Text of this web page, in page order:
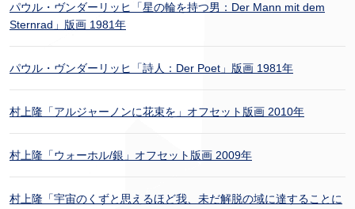
パウル・ヴンダーリッヒ「星の輪を持つ男：Der Mann mit dem
Sternrad」版画 1981年
パウル・ヴンダーリッヒ「詩人：Der Poet」版画 1981年
村上隆「アルジャーノンに花束を」オフセット版画 2010年
村上隆「ウォーホル/銀」オフセット版画 2009年
村上隆「宇宙のくずと思えるほど我、未だ解脱の域に達することに